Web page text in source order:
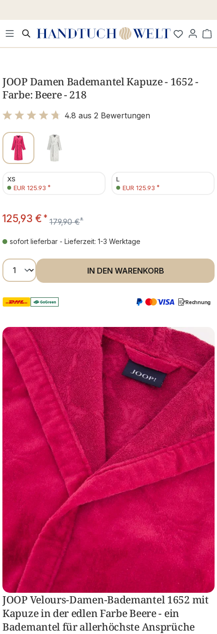
JOOP Damen Bademantel Kapuze - 1652 -
Farbe: Beere - 218
4.8 aus 2 Bewertungen
XS
EUR 125.93 *
L
EUR 125.93 *
125,93 € * 179,90 €*
sofort lieferbar - Lieferzeit: 1-3 Werktage
Produkt Anzahl: Gib den gewünschten
IN DEN WARENKORB
Rechnung
JOOP Velours-Damen-Bademantel 1652 mit
Kapuze in der edlen Farbe Beere - ein
Bademantel für allerhöchste Ansprüche